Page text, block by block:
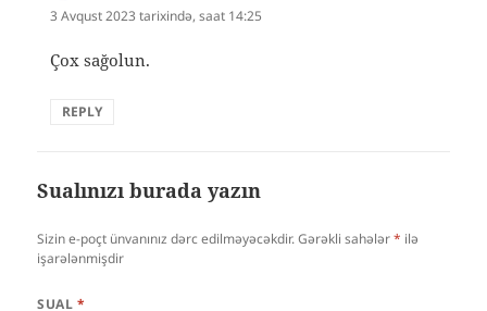
ki:
3 Avqust 2023 tarixində, saat 14:25
Çox sağolun.
REPLY
Sualınızı burada yazın
Sizin e-poçt ünvanınız dərc edilməyəcəkdir. Gərəkli sahələr* ilə
işarələnmişdir
SUAL *